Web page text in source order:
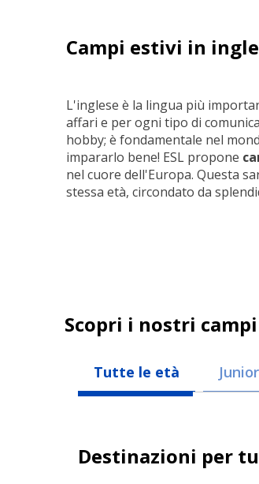
Campi estivi in
L'inglese è la lingua più
affari e per ogni tipo di
hobby; è fondamentale nel
impararlo bene! ESL propone
nel cuore dell'Europa. Questa
stessa età, circondato da
Scopri i nostri
Tutte le età
Destinazioni per